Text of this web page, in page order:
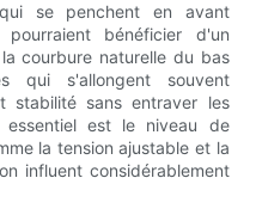
se penchent en avant
bénéficier d'un
courbure naturelle du bas
qui s'allongent souvent
stabilité sans entraver les
essentiel est le niveau de
la tension ajustable et la
influent considérablement